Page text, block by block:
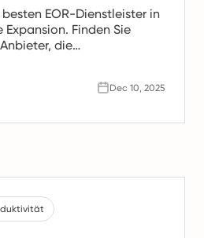
EOR-Dienstleister in
Finden Sie
die
Teams anbieten.
Dec 10, 2025